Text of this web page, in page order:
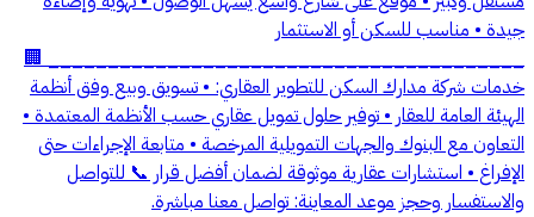
جيدة • مناسب للسكن أو الاستثمار
________________________________________ 🏢
خدمات شركة مدارك السكن للتطوير العقاري: • تسويق وبيع وفق أنظمة
الهيئة العامة للعقار • توفير حلول تمويل عقاري حسب الأنظمة المعتمدة •
التعاون مع البنوك والجهات التمويلية المرخصة • متابعة الإجراءات حتى
الإفراغ • استشارات عقارية موثوقة لضمان أفضل قرار 📞 للتواصل
والاستفسار وحجز موعد المعاينة: تواصل معنا مباشرة.